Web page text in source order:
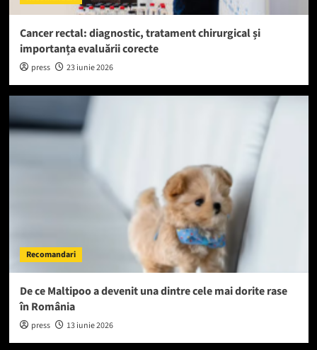
Cancer rectal: diagnostic, tratament chirurgical și
importanța evaluării corecte
press 23 iunie 2026
Recomandari
De ce Maltipoo a devenit una dintre cele mai dorite rase
în România
press 13 iunie 2026